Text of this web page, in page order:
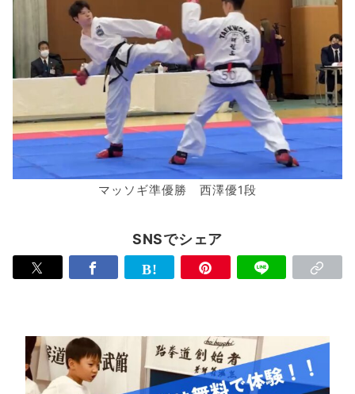
マッソギ準優勝 西澤優1段
SNSでシェア